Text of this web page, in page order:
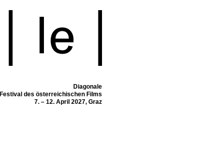
Diagonale
Festival des österreichischen Films
7. – 12. April 2027, Graz